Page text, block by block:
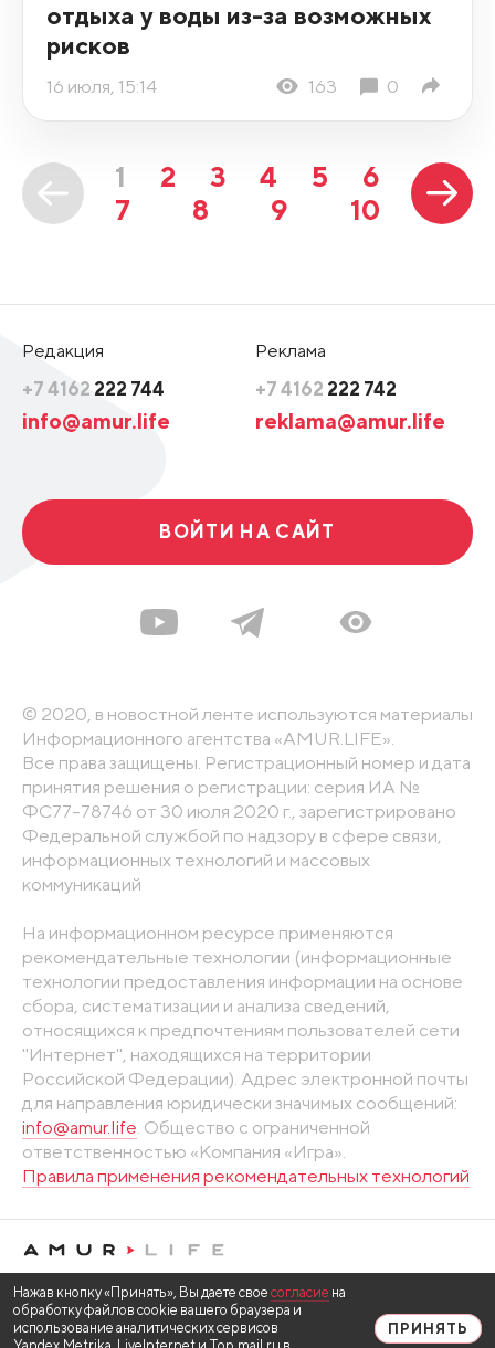
отдыха у воды из-за возможных
рисков
16 июля, 15:14 163 0
1 2 3 4 5
6
7
8 9 10
Редакция
+7 4162 222 744
info@amur.life
Реклама
+7 4162 222 742
reklama@amur.life
ВОЙТИ НА САЙТ
© 2020, в новостной ленте используются материалы
Информационного агентства «AMUR.LIFE».
Все права защищены. Регистрационный номер и дата
принятия решения о регистрации: серия ИА №
ФС77-78746 от 30 июля 2020 г., зарегистрировано
Федеральной службой по надзору в сфере связи,
информационных технологий и массовых
коммуникаций
На информационном ресурсе применяются
рекомендательные технологии (информационные
технологии предоставления информации на основе
сбора, систематизации и анализа сведений,
относящихся к предпочтениям пользователей сети
"Интернет", находящихся на территории
Российской Федерации). Адрес электронной почты
для направления юридически значимых сообщений:
info@amur.life. Общество с ограниченной
ответственностью «Компания «Игра».
Правила применения рекомендательных технологий
Нажав кнопку «Принять», Вы даете свое согласие на
обработку файлов cookie вашего браузера и
использование аналитических сервисов
ПРИНЯТЬ